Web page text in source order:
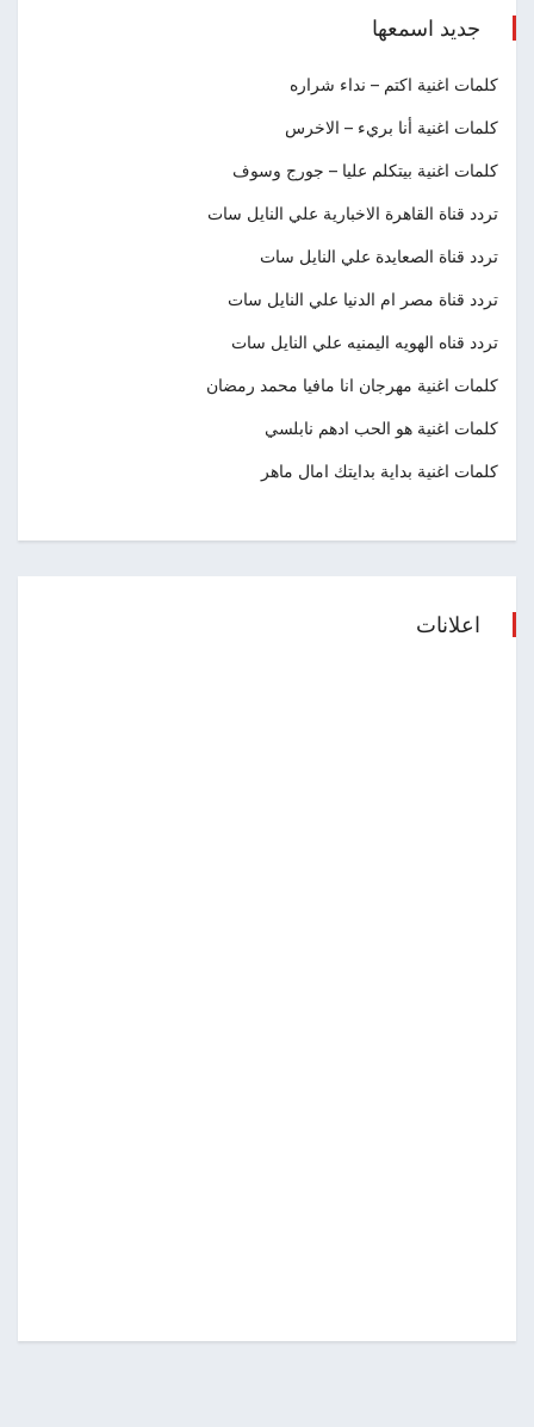
جديد اسمعها
كلمات اغنية اكتم – نداء شراره
كلمات اغنية أنا بريء – الاخرس
كلمات اغنية بيتكلم عليا – جورج وسوف
تردد قناة القاهرة الاخبارية علي النايل سات
تردد قناة الصعايدة علي النايل سات
تردد قناة مصر ام الدنيا علي النايل سات
تردد قناه الهويه اليمنيه علي النايل سات
كلمات اغنية مهرجان انا مافيا محمد رمضان
كلمات اغنية هو الحب ادهم نابلسي
كلمات اغنية بداية بدايتك امال ماهر
اعلانات